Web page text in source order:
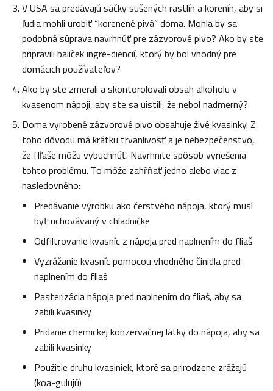
V USA sa predávajú sáčky sušených rastlín a korenín, aby si
ľudia mohli urobiť “korenené pivá” doma. Mohla by sa
podobná súprava navrhnúť pre zázvorové pivo? Ako by ste
pripravili balíček ingre-diencií, ktorý by bol vhodný pre
domácich používateľov?
Ako by ste zmerali a skontorolovali obsah alkoholu v
kvasenom nápoji, aby ste sa uistili, že nebol nadmerný?
Doma vyrobené zázvorové pivo obsahuje živé kvasinky. Z
toho dôvodu má krátku trvanlivosť a je nebezpečenstvo,
že flľaše môžu vybuchnúť. Navrhnite spôsob vyriešenia
tohto problému. To môže zahŕňať jedno alebo viac z
nasledovného:
Predávanie výrobku ako čerstvého nápoja, ktorý musí
byť uchovávaný v chladničke
Odfiltrovanie kvasníc z nápoja pred naplnením do fliaš
Vyzrážanie kvasníc pomocou vhodného činidla pred
naplnením do fliaš
Pasterizácia nápoja pred naplnením do fliaš, aby sa
zabili kvasinky
Pridanie chemickej konzervačnej látky do nápoja, aby sa
zabili kvasinky
Použitie druhu kvasiniek, ktoré sa prirodzene zrážajú
(koa-gulujú)